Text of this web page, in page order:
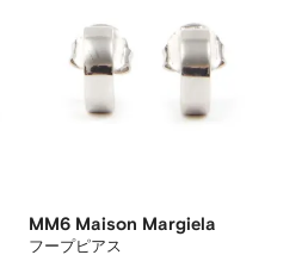
MM6 Maison Margiela
フープピアス